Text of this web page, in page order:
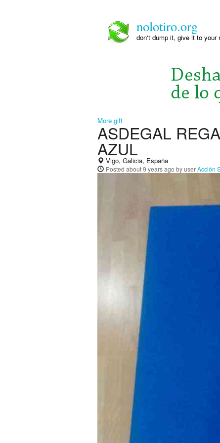
nolotiro.org
don't dump it, give it to your
More gift
ASDEGAL
AZUL
Vigo, Galicia, España
Posted about 9 years ago by userAcción